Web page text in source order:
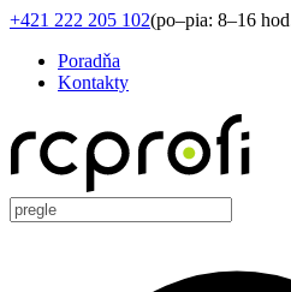
+421 222 205 102(po–pia: 8–16
Poradňa
Kontakty